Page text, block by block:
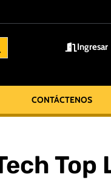
Ingresar
CONTÁCTENOS
Top